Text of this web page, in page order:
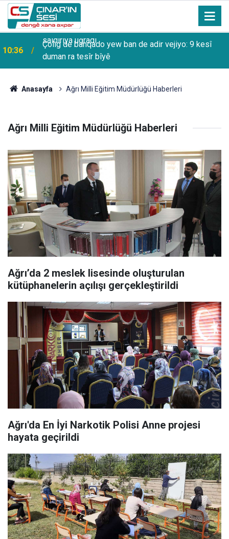
10:36
Çolig de banqado yew ban de adir vejiyo: 9 kesî
duman ra tesîr bîyê
Anasayfa Ağrı Milli Eğitim Müdürlüğü Haberleri
Ağrı Milli Eğitim Müdürlüğü Haberleri
Ağrı’da 2 meslek lisesinde oluşturulan
kütüphanelerin açılışı gerçekleştirildi
Ağrı'da En İyi Narkotik Polisi Anne projesi
hayata geçirildi